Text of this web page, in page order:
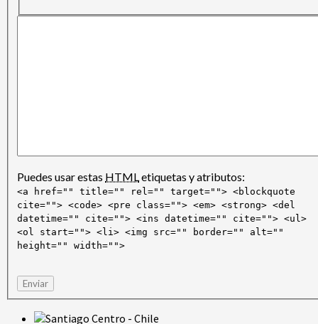
Puedes usar estas HTMLetiquetas y atributos:
<a href="" title="" rel="" target=""> <blockquote
cite=""> <code> <pre class=""> <em> <strong> <del
datetime="" cite=""> <ins datetime="" cite=""> <ul>
<ol start=""> <li> <img src="" border="" alt=""
height="" width="">
Enviar